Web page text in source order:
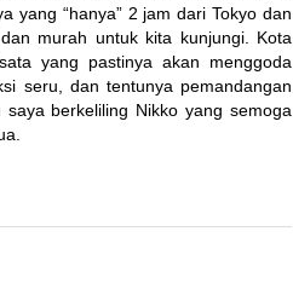
yang “hanya” 2 jam dari Tokyo dan
murah untuk kita kunjungi. Kota
yang pastinya akan menggoda
seru, dan tentunya pemandangan
berkeliling Nikko yang semoga